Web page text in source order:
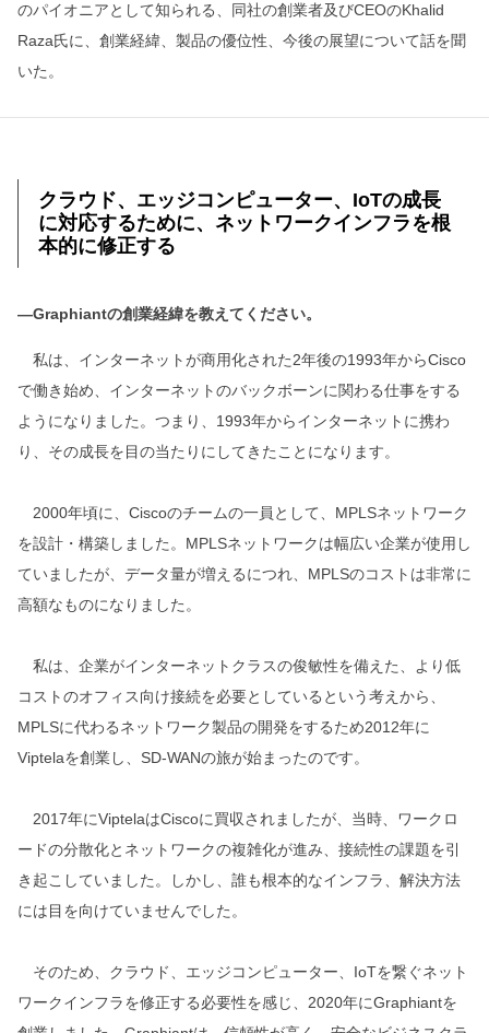
のパイオニアとして知られる、同社の創業者及びCEOのKhalid
Raza氏に、創業経緯、製品の優位性、今後の展望について話を聞
いた。
クラウド、エッジコンピューター、IoTの成長
に対応するために、ネットワークインフラを根
本的に修正する
―Graphiantの創業経緯を教えてください。
私は、インターネットが商用化された2年後の1993年からCisco
で働き始め、インターネットのバックボーンに関わる仕事をする
ようになりました。つまり、1993年からインターネットに携わ
り、その成長を目の当たりにしてきたことになります。
2000年頃に、Ciscoのチームの一員として、MPLSネットワーク
を設計・構築しました。MPLSネットワークは幅広い企業が使用し
ていましたが、データ量が増えるにつれ、MPLSのコストは非常に
高額なものになりました。
私は、企業がインターネットクラスの俊敏性を備えた、より低
コストのオフィス向け接続を必要としているという考えから、
MPLSに代わるネットワーク製品の開発をするため2012年に
Viptelaを創業し、SD-WANの旅が始まったのです。
2017年にViptelaはCiscoに買収されましたが、当時、ワークロ
ードの分散化とネットワークの複雑化が進み、接続性の課題を引
き起こしていました。しかし、誰も根本的なインフラ、解決方法
には目を向けていませんでした。
そのため、クラウド、エッジコンピューター、IoTを繋ぐネット
ワークインフラを修正する必要性を感じ、2020年にGraphiantを